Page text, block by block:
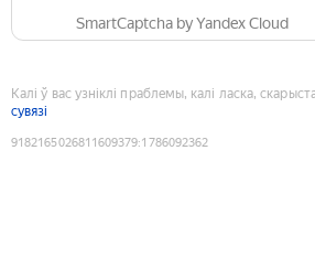
SmartCaptcha by Yandex Cloud
Калі ў вас узніклі праблемы, калі ласка,
сувязі
9182165026811609379:1786092362